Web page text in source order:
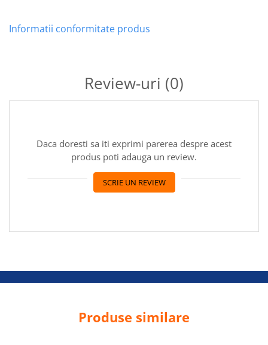
Informatii conformitate produs
Review-uri (0)
Daca doresti sa iti exprimi parerea despre acest
produs poti adauga un review.
SCRIE UN REVIEW
Produse similare